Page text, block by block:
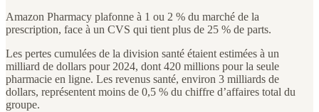
Amazon Pharmacy plafonne à 1 ou 2 % du marché de la
prescription, face à un CVS qui tient plus de 25 % de parts.
Les pertes cumulées de la division santé étaient estimées à un
milliard de dollars pour 2024, dont 420 millions pour la seule
pharmacie en ligne. Les revenus santé, environ 3 milliards de
dollars, représentent moins de 0,5 % du chiffre d’affaires total du
groupe.